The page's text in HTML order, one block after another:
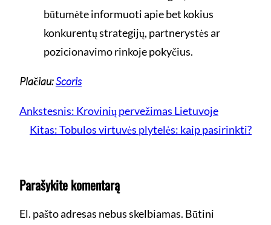
būtumėte informuoti apie bet kokius
konkurentų strategijų, partnerystės ar
pozicionavimo rinkoje pokyčius.
Plačiau:Scoris
Ankstesnis: Krovinių pervežimas Lietuvoje
Kitas:Tobulos virtuvės plytelės: kaip pasirinkti?
Parašykite komentarą
El. pašto adresas nebus skelbiamas. Būtini